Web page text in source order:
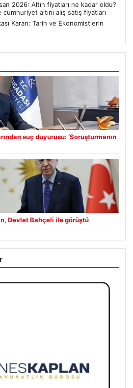
2026: Altın fiyatları ne kadar oldu?
altını alış satış fiyatları
Kararı: Tarih ve Ekonomistlerin
suç duyurusu: ‘Soruşturmanın
Devlet Bahçeli ile görüştü